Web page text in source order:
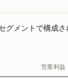
メントで構成
営業利益